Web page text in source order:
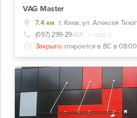
VAG Master
7.4 км
(097) 299-29-ХХ
+ еще 2
Закрыто: откроется в ВС в 08:00